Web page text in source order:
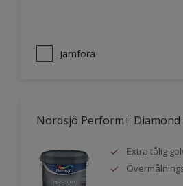
Jämföra
Nordsjö Perform+ Diamond
Extra tålig